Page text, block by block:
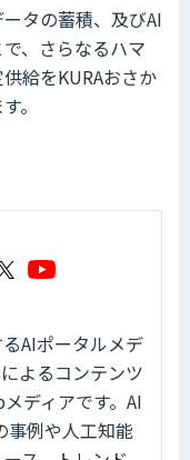
タの蓄積、及びAI
、さらなるハマ
給をKURAおさか
。
AIポータルメデ
よるコンテンツ
ディアです。AI
事例や人工知能